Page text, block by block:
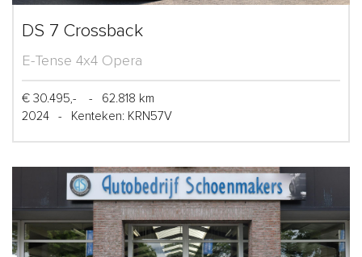
DS 7 Crossback
E-Tense 4x4 Opera
€ 30.495,- -
62.818 km
2024
- Kenteken: KRN57V